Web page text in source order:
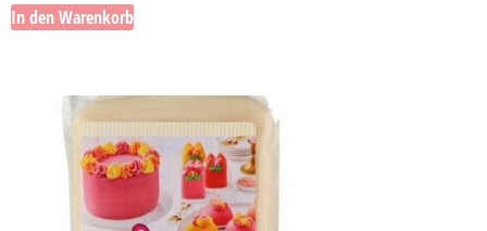
In den Warenkorb